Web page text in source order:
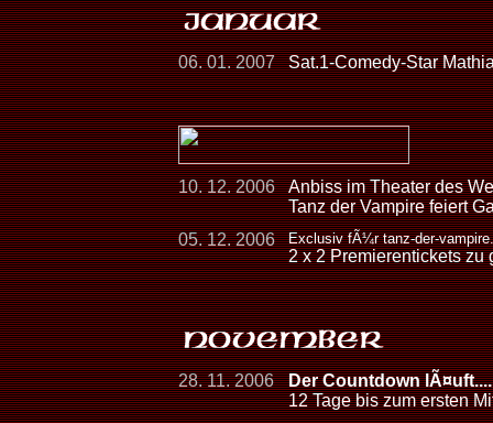
06. 01. 2007 Sat.1-Comedy-Star
10. 12. 2006
Anbiss im Theater des
Tanz der Vampire feiert
05. 12. 2006
Exclusiv fÃ¼r tanz-der-
2 x 2 Premierentickets zu
28. 11. 2006
Der Countdown
12 Tage bis zum ersten